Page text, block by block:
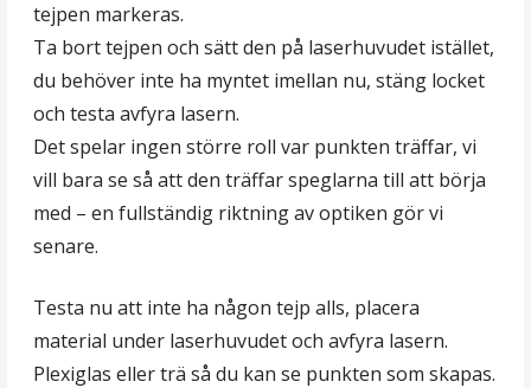
tejpen markeras.
Ta bort tejpen och sätt den på laserhuvudet istället,
du behöver inte ha myntet imellan nu, stäng locket
och testa avfyra lasern.
Det spelar ingen större roll var punkten träffar, vi
vill bara se så att den träffar speglarna till att börja
med – en fullständig riktning av optiken gör vi
senare.
Testa nu att inte ha någon tejp alls, placera
material under laserhuvudet och avfyra lasern.
Plexiglas eller trä så du kan se punkten som skapas.